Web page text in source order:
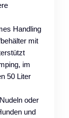
Handling
mit
im
50 Liter
oder
und